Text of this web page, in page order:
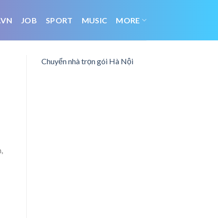
JOB SPORT MUSIC MORE
Chuyển nhà trọn gói Hà Nội